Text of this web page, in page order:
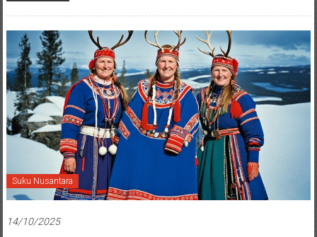
Suku Nusantara
14/10/2025